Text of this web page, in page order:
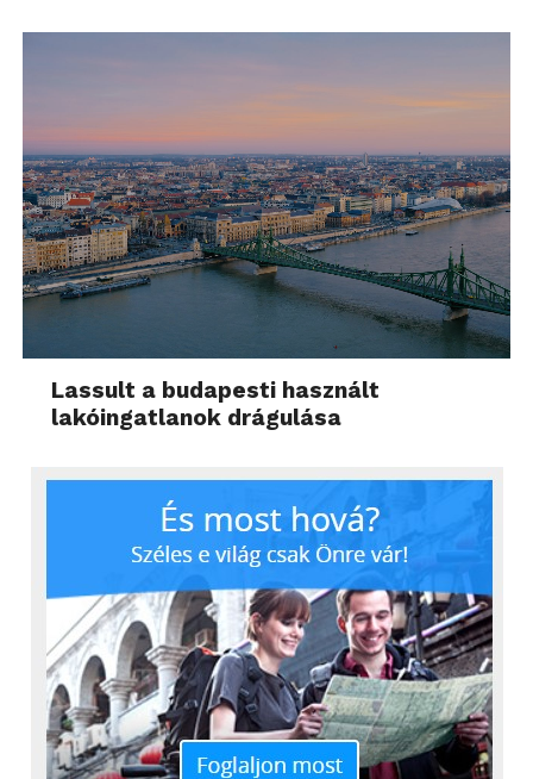
Lassult a budapesti használt
lakóingatlanok drágulása